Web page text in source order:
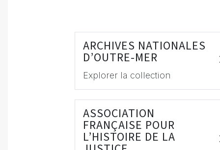
ARCHIVES NATIONALES
D’OUTRE-MER
Explorer la collection
ASSOCIATION
FRANÇAISE POUR
L’HISTOIRE DE LA